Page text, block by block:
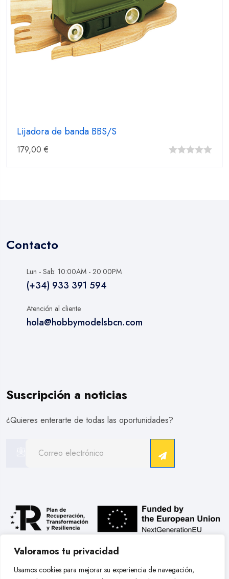
Valoramos tu privacidad
Usamos cookies para mejorar su experiencia de navegación,
Lijadora de banda BBS/S
179,00 €
Contacto
Lun - Sab: 10:00AM - 20:00PM
(+34) 933 391 594
Atención al cliente
hola@hobbymodelsbcn.com
Suscripción a noticias
¿Quieres enterarte de todas las oportunidades?